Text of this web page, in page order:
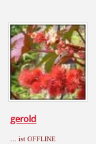
gerold
... ist OFFLINE